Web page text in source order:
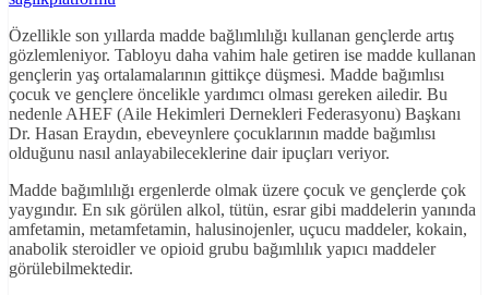
Özellikle son yıllarda madde bağlımlılığı kullanan gençlerde artış
gözlemleniyor. Tabloyu daha vahim hale getiren ise madde kullanan
gençlerin yaş ortalamalarının gittikçe düşmesi. Madde bağımlısı
çocuk ve gençlere öncelikle yardımcı olması gereken ailedir. Bu
nedenle AHEF (Aile Hekimleri Dernekleri Federasyonu) Başkanı
Dr. Hasan Eraydın, ebeveynlere çocuklarının madde bağımlısı
olduğunu nasıl anlayabileceklerine dair ipuçları veriyor.
Madde bağımlılığı ergenlerde olmak üzere çocuk ve gençlerde çok
yaygındır. En sık görülen alkol, tütün, esrar gibi maddelerin yanında
amfetamin, metamfetamin, halusinojenler, uçucu maddeler, kokain,
anabolik steroidler ve opioid grubu bağımlılık yapıcı maddeler
görülebilmektedir.